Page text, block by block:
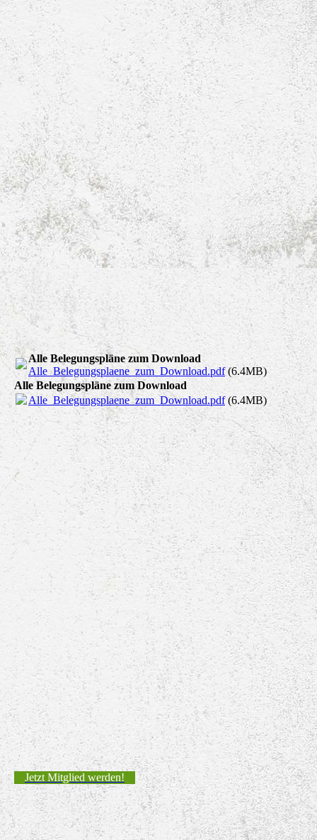
Raumbelegung-Fußball
Alle Belegungspläne zum Download
Alle_Belegungsplaene_zum_Download.pdf(6.4MB)
Alle Belegungspläne zum Download
Alle_Belegungsplaene_zum_Download.pdf(6.4MB)
Jetzt Mitglied werden!